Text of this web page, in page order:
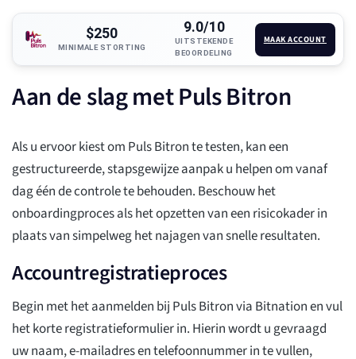
$250
MINIMALE STORTING
9.0/10
UITSTEKENDE
BEOORDELING
MAAK ACCOUNT
Aan de slag met Puls Bitron
Als u ervoor kiest om Puls Bitron te testen, kan een
gestructureerde, stapsgewijze aanpak u helpen om vanaf
dag één de controle te behouden. Beschouw het
onboardingproces als het opzetten van een risicokader in
plaats van simpelweg het najagen van snelle resultaten.
Accountregistratieproces
Begin met het aanmelden bij Puls Bitron via Bitnation en vul
het korte registratieformulier in. Hierin wordt u gevraagd
uw naam, e-mailadres en telefoonnummer in te vullen,